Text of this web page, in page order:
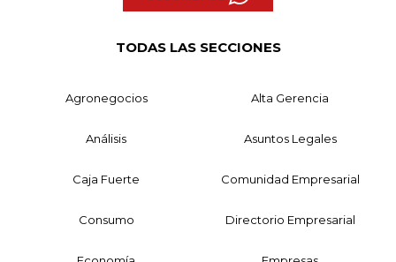
TODAS LAS SECCIONES
Agronegocios Alta Gerencia
Análisis Asuntos Legales
Caja Fuerte Comunidad Empresarial
Consumo Directorio Empresarial